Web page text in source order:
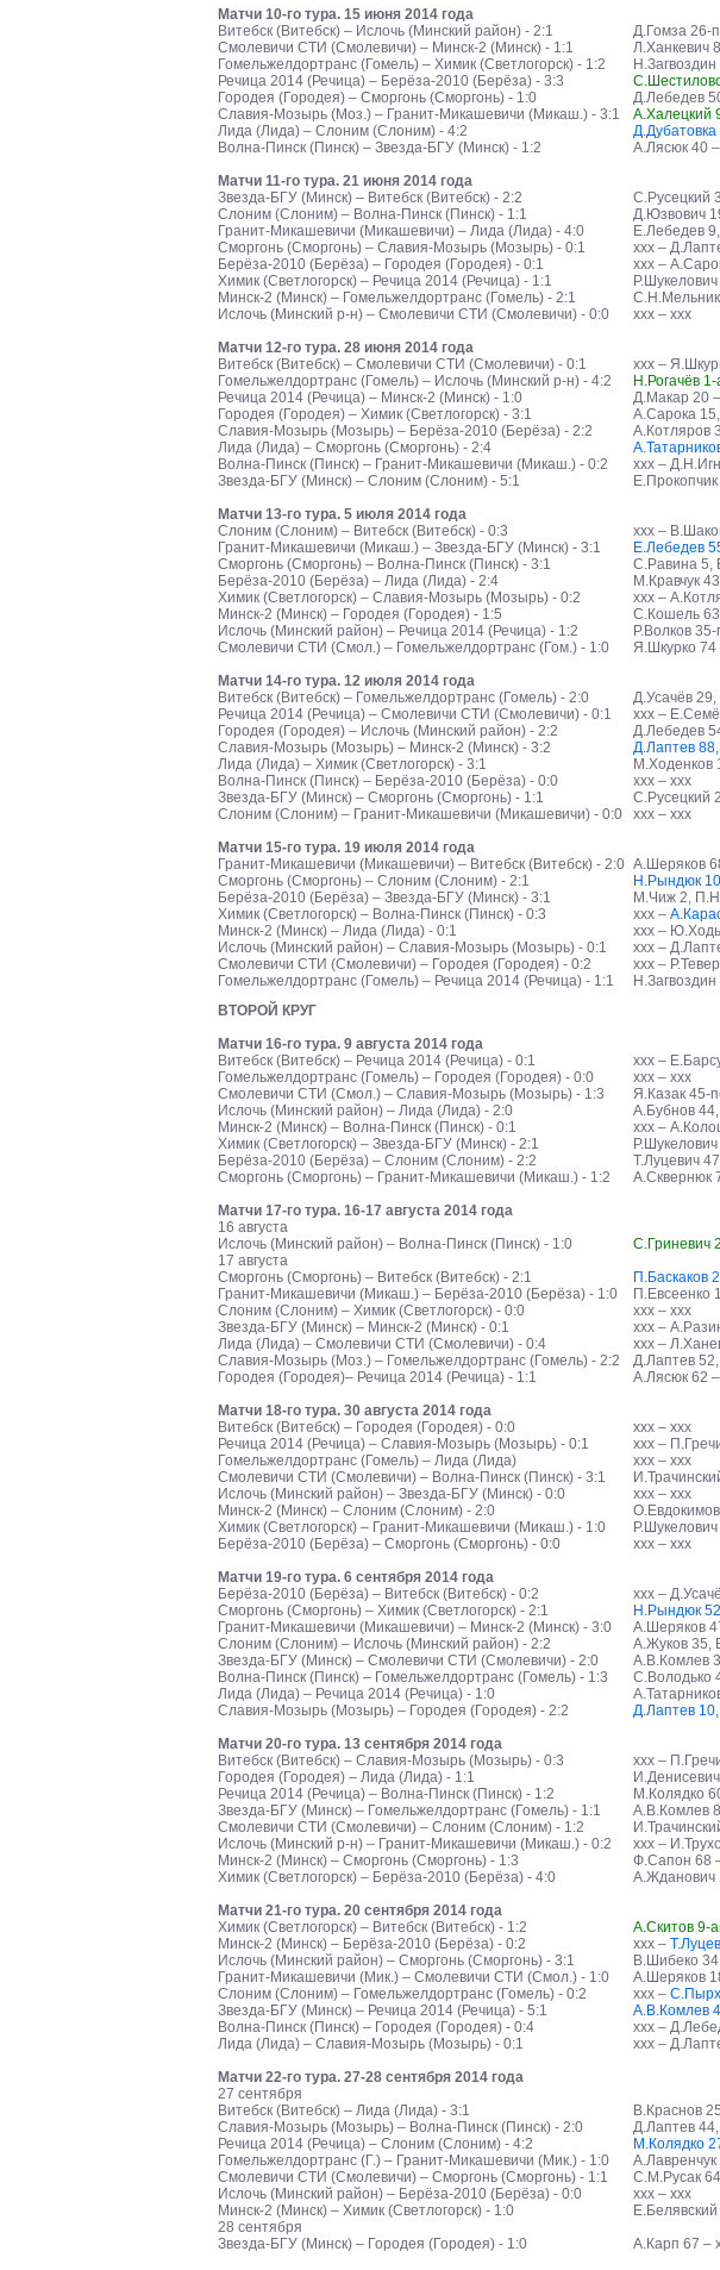
Матчи 10-го тура. 15 июня 2014 года
Витебск (Витебск) – Ислочь (Минский район) - 2:1
Смолевичи СТИ (Смолевичи) – Минск-2 (Минск) - 1:1
Гомельжелдортранс (Гомель) – Химик (Светлогорск) - 1:2
Речица 2014 (Речица) – Берёза-2010 (Берёза) - 3:3
Городея (Городея) – Сморгонь (Сморгонь) - 1:0
Славия-Мозырь (Моз.) – Гранит-Микашевичи (Микаш.) - 3:1
Лида (Лида) – Слоним (Слоним) - 4:2
Волна-Пинск (Пинск) – Звезда-БГУ (Минск) - 1:2
Матчи 11-го тура. 21 июня 2014 года
Звезда-БГУ (Минск) – Витебск (Витебск) - 2:2
Слоним (Слоним) – Волна-Пинск (Пинск) - 1:1
Гранит-Микашевичи (Микашевичи) – Лида (Лида) - 4:0
Сморгонь (Сморгонь) – Славия-Мозырь (Мозырь) - 0:1
Берёза-2010 (Берёза) – Городея (Городея) - 0:1
Химик (Светлогорск) – Речица 2014 (Речица) - 1:1
Минск-2 (Минск) – Гомельжелдортранс (Гомель) - 2:1
Ислочь (Минский р-н) – Смолевичи СТИ (Смолевичи) - 0:0
Матчи 12-го тура. 28 июня 2014 года
Витебск (Витебск) – Смолевичи СТИ (Смолевичи) - 0:1
Гомельжелдортранс (Гомель) – Ислочь (Минский р-н) - 4:2
Речица 2014 (Речица) – Минск-2 (Минск) - 1:0
Городея (Городея) – Химик (Светлогорск) - 3:1
Славия-Мозырь (Мозырь) – Берёза-2010 (Берёза) - 2:2
Лида (Лида) – Сморгонь (Сморгонь) - 2:4
Волна-Пинск (Пинск) – Гранит-Микашевичи (Микаш.) - 0:2
Звезда-БГУ (Минск) – Слоним (Слоним) - 5:1
Матчи 13-го тура. 5 июля 2014 года
Слоним (Слоним) – Витебск (Витебск) - 0:3
Гранит-Микашевичи (Микаш.) – Звезда-БГУ (Минск) - 3:1
Сморгонь (Сморгонь) – Волна-Пинск (Пинск) - 3:1
Берёза-2010 (Берёза) – Лида (Лида) - 2:4
Химик (Светлогорск) – Славия-Мозырь (Мозырь) - 0:2
Минск-2 (Минск) – Городея (Городея) - 1:5
Ислочь (Минский район) – Речица 2014 (Речица) - 1:2
Смолевичи СТИ (Смол.) – Гомельжелдортранс (Гом.) - 1:0
Матчи 14-го тура. 12 июля 2014 года
Витебск (Витебск) – Гомельжелдортранс (Гомель) - 2:0
Речица 2014 (Речица) – Смолевичи СТИ (Смолевичи) - 0:1
Городея (Городея) – Ислочь (Минский район) - 2:2
Славия-Мозырь (Мозырь) – Минск-2 (Минск) - 3:2
Лида (Лида) – Химик (Светлогорск) - 3:1
Волна-Пинск (Пинск) – Берёза-2010 (Берёза) - 0:0
Звезда-БГУ (Минск) – Сморгонь (Сморгонь) - 1:1
Слоним (Слоним) – Гранит-Микашевичи (Микашевичи) - 0:0
Матчи 15-го тура. 19 июля 2014 года
Гранит-Микашевичи (Микашевичи) – Витебск (Витебск) - 2:0
Сморгонь (Сморгонь) – Слоним (Слоним) - 2:1
Берёза-2010 (Берёза) – Звезда-БГУ (Минск) - 3:1
Химик (Светлогорск) – Волна-Пинск (Пинск) - 0:3
Минск-2 (Минск) – Лида (Лида) - 0:1
Ислочь (Минский район) – Славия-Мозырь (Мозырь) - 0:1
Смолевичи СТИ (Смолевичи) – Городея (Городея) - 0:2
Гомельжелдортранс (Гомель) – Речица 2014 (Речица) - 1:1
Д.Гомза 26-
Л.Ханкевич
Д.Лебедев
А.Халецкий
Д.Дубатовка
А.Лясюк 40
С.Русецкий
Д.Юзвович
Е.Лебедев 9,
ххх –
ххх –
ххх – ххх
ххх –
Н.Рогачёв 1-
Д.Макар 20
А.Сарока 15,
А.Котляров
ххх –
ххх –
Е.Лебедев
С.Равина 5,
М.Кравчук
ххх –
С.Кошель
Р.Волков
Я.Шкурко 74
Д.Усачёв
ххх –
Д.Лебедев
Д.Лаптев
М.Ходенков
ххх – ххх
С.Русецкий
ххх – ххх
А.Шеряков
Н.Рындюк
М.Чиж 2,
ххх –
ххх –
ххх –
ххх –
ВТОРОЙ КРУГ
Матчи 16-го тура. 9 августа 2014 года
Витебск (Витебск) – Речица 2014 (Речица) - 0:1
Гомельжелдортранс (Гомель) – Городея (Городея) - 0:0
Смолевичи СТИ (Смол.) – Славия-Мозырь (Мозырь) - 1:3
Ислочь (Минский район) – Лида (Лида) - 2:0
Минск-2 (Минск) – Волна-Пинск (Пинск) - 0:1
Химик (Светлогорск) – Звезда-БГУ (Минск) - 2:1
Берёза-2010 (Берёза) – Слоним (Слоним) - 2:2
Сморгонь (Сморгонь) – Гранит-Микашевичи (Микаш.) - 1:2
Матчи 17-го тура. 16-17 августа 2014 года
16 августа
Ислочь (Минский район) – Волна-Пинск (Пинск) - 1:0
17 августа
Сморгонь (Сморгонь) – Витебск (Витебск) - 2:1
Гранит-Микашевичи (Микаш.) – Берёза-2010 (Берёза) - 1:0
Слоним (Слоним) – Химик (Светлогорск) - 0:0
Звезда-БГУ (Минск) – Минск-2 (Минск) - 0:1
Лида (Лида) – Смолевичи СТИ (Смолевичи) - 0:4
Славия-Мозырь (Моз.) – Гомельжелдортранс (Гомель) - 2:2
Городея (Городея)– Речица 2014 (Речица) - 1:1
Матчи 18-го тура. 30 августа 2014 года
Витебск (Витебск) – Городея (Городея) - 0:0
Речица 2014 (Речица) – Славия-Мозырь (Мозырь) - 0:1
Гомельжелдортранс (Гомель) – Лида (Лида)
Смолевичи СТИ (Смолевичи) – Волна-Пинск (Пинск) - 3:1
Ислочь (Минский район) – Звезда-БГУ (Минск) - 0:0
Минск-2 (Минск) – Слоним (Слоним) - 2:0
Химик (Светлогорск) – Гранит-Микашевичи (Микаш.) - 1:0
Берёза-2010 (Берёза) – Сморгонь (Сморгонь) - 0:0
Матчи 19-го тура. 6 сентября 2014 года
Берёза-2010 (Берёза) – Витебск (Витебск) - 0:2
Сморгонь (Сморгонь) – Химик (Светлогорск) - 2:1
Гранит-Микашевичи (Микашевичи) – Минск-2 (Минск) - 3:0
Слоним (Слоним) – Ислочь (Минский район) - 2:2
Звезда-БГУ (Минск) – Смолевичи СТИ (Смолевичи) - 2:0
Волна-Пинск (Пинск) – Гомельжелдортранс (Гомель) - 1:3
Лида (Лида) – Речица 2014 (Речица) - 1:0
Славия-Мозырь (Мозырь) – Городея (Городея) - 2:2
Матчи 20-го тура. 13 сентября 2014 года
Витебск (Витебск) – Славия-Мозырь (Мозырь) - 0:3
Городея (Городея) – Лида (Лида) - 1:1
Речица 2014 (Речица) – Волна-Пинск (Пинск) - 1:2
Звезда-БГУ (Минск) – Гомельжелдортранс (Гомель) - 1:1
Смолевичи СТИ (Смолевичи) – Слоним (Слоним) - 1:2
Ислочь (Минский р-н) – Гранит-Микашевичи (Микаш.) - 0:2
Минск-2 (Минск) – Сморгонь (Сморгонь) - 1:3
Химик (Светлогорск) – Берёза-2010 (Берёза) - 4:0
Матчи 21-го тура. 20 сентября 2014 года
Химик (Светлогорск) – Витебск (Витебск) - 1:2
Минск-2 (Минск) – Берёза-2010 (Берёза) - 0:2
Ислочь (Минский район) – Сморгонь (Сморгонь) - 3:1
Гранит-Микашевичи (Мик.) – Смолевичи СТИ (Смол.) - 1:0
Слоним (Слоним) – Гомельжелдортранс (Гомель) - 0:2
Звезда-БГУ (Минск) – Речица 2014 (Речица) - 5:1
Волна-Пинск (Пинск) – Городея (Городея) - 0:4
Лида (Лида) – Славия-Мозырь (Мозырь) - 0:1
Матчи 22-го тура. 27-28 сентября 2014 года
27 сентября
Витебск (Витебск) – Лида (Лида) - 3:1
Славия-Мозырь (Мозырь) – Волна-Пинск (Пинск) - 2:0
Речица 2014 (Речица) – Слоним (Слоним) - 4:2
Гомельжелдортранс (Г.) – Гранит-Микашевичи (Мик.) - 1:0
Смолевичи СТИ (Смолевичи) – Сморгонь (Сморгонь) - 1:1
Ислочь (Минский район) – Берёза-2010 (Берёза) - 0:0
Минск-2 (Минск) – Химик (Светлогорск) - 1:0
28 сентября
Звезда-БГУ (Минск) – Городея (Городея) - 1:0
ххх –
ххх – ххх
Я.Казак 45-
А.Бубнов
ххх –
Т.Луцевич
А.Сквернюк
С.Гриневич
П.Баскаков
П.Евсеенко
ххх – ххх
ххх –
ххх –
Д.Лаптев
А.Лясюк 62
ххх – ххх
ххх –
ххх – ххх
ххх – ххх
ххх – ххх
ххх –
Н.Рындюк
А.Шеряков
А.Жуков 35,
А.В.Комлев
С.Володько
Д.Лаптев
ххх –
М.Колядко
А.В.Комлев
ххх –
Ф.Сапон 68
А.Жданович
А.Скитов 9-
ххх –
В.Шибеко
А.Шеряков
ххх – С.Пырх
А.В.Комлев
ххх –
ххх –
В.Краснов
Д.Лаптев
М.Колядко
А.Лавренчук
С.М.Русак
ххх – ххх
А.Карп 67 –